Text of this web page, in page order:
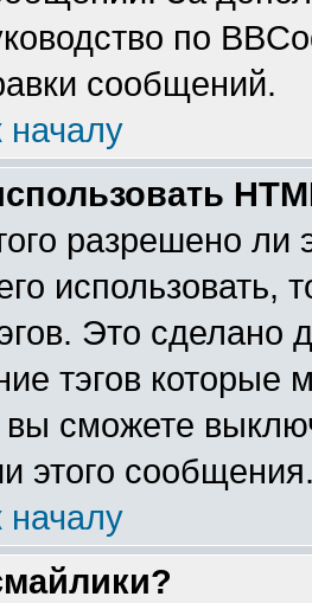
по
сообщений.
началу
разрешено
использовать,
Это сделано
тэгов
сможете
этого
началу